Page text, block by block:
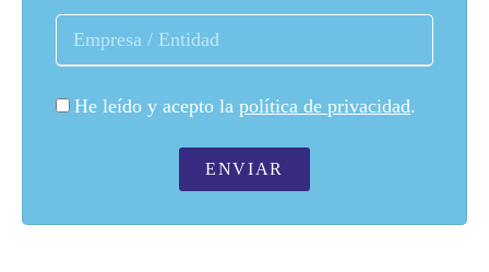
He leído y acepto la política de privacidad.
ENVIAR